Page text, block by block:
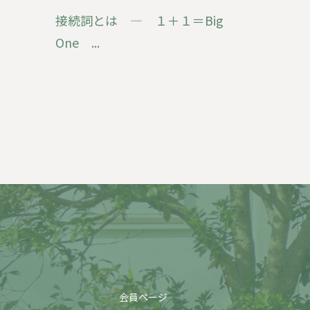
接続詞とは ― １＋１＝Big
One ...
会員ページ